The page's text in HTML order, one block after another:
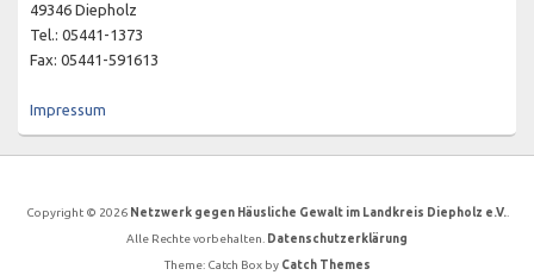
49346 Diepholz
Tel.: 05441-1373
Fax: 05441-591613
Impressum
Copyright © 2026 Netzwerk gegen Häusliche Gewalt im Landkreis Diepholz e.V..
Alle Rechte vorbehalten. Datenschutzerklärung
Theme: Catch Box by Catch Themes